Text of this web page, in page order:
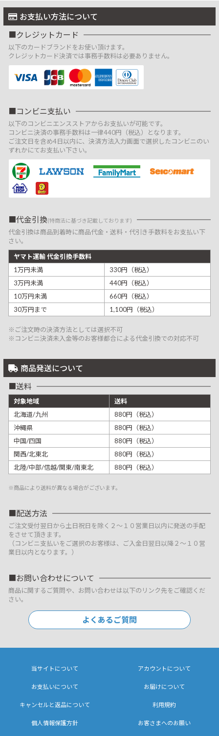
お支払い方法について
クレジットカード
以下のカードブランドをお使い頂けます。
クレジットカード決済では事務手数料は必要ありません。
コンビニ支払い
以下のコンビニエンスストアからお支払いが可能です。
コンビニ決済の事務手数料は一律440円（税込）となります。
ご注文日を含め4日以内に、決済方法入力画面で選択したコンビニのい
ずれかにてお支払い下さい。
代金引換(特商法に基づき記載しております)
代金引換は商品到着時に商品代金・送料・代引き手数料をお支払い下
さい。
ヤマト運輸 代金引換手数料
1万円未満
330円（税込）
3万円未満
440円（税込）
10万円未満
660円（税込）
30万円まで
1,100円（税込）
※ご注文時の決済方法としては選択不可
※コンビニ決済未入金等のお客様都合による代金引換での対応不可
商品発送について
送料
対象地域
送料
北海道/九州
880円（税込）
沖縄県
880円（税込）
中国/四国
880円（税込）
関西/北東北
880円（税込）
北陸/中部/信越/関東/南東北
880円（税込）
※商品により送料が異なる場合がございます。
配送方法
ご注文受付翌日から土日祝日を除く２～１０営業日以内に発送の手配
をさせて頂きます。
（コンビニ支払いをご選択のお客様は、ご入金日翌日以降２～１０営
業日以内となります。）
お問い合わせについて
商品に関するご質問や、お問い合わせは以下のリンク先をご確認くだ
さい。
よくあるご質問
当サイトについて アカウントについて
お支払いについて お届けについて
キャンセルと返品について 利用規約
個人情報保護方針 お客さまへのお願い